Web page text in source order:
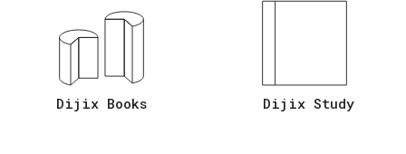
Ответы на Вопросы C# Asp.Net Core
Язык Программирования Sql
Dijix Books Dijix Study